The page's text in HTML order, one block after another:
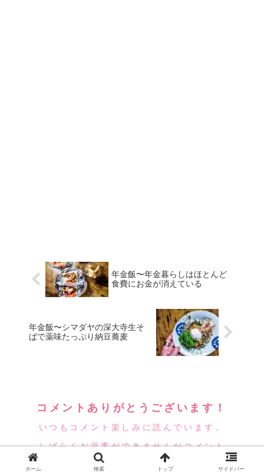
年金飯〜年金暮らしはほとんど
食費にお金が消えている
年金飯〜シマダヤの深大寺生そ
ばで薬味たっぷり納豆蕎麦
コメントありがとうございます！
いつもコメント楽しみに読んでいます。
しばらくお返事ができませんがコメント
頂けたら嬉しいです！
ホーム 検索 トップ サイドバー